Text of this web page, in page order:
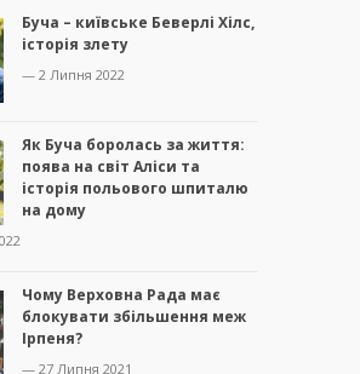
Буча – київське Беверлі Хілс,
історія злету
— 2 Липня 2022
Як Буча боролась за життя:
поява на світ Аліси та
історія польового шпиталю
на дому
Чому Верховна Рада має
блокувати збільшення меж
Ірпеня?
— 27 Липня 2021